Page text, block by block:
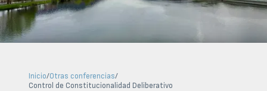
Inicio/Otras conferencias/
Control de Constitucionalidad Deliberativo